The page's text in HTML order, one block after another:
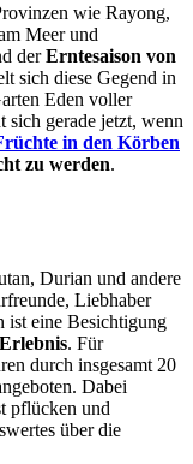
wie Rayong,
Meer und
derErntesaison von
sich diese Gegend in
Eden voller
sich gerade jetzt, wenn
in den Körben
zu werden.
Durian und andere
Liebhaber
ist eine Besichtigung
. Für
durch insgesamt 20
Dabei
pflücken und
über die